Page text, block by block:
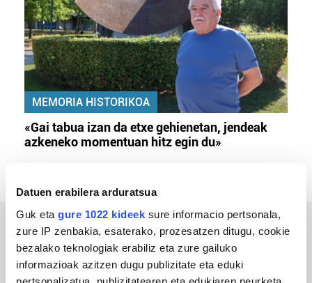
Datuen erabilera arduratsua
Guk eta gure 1022 kideek sure informacio pertsonala,
zure IP zenbakia, esaterako, prozesatzen ditugu, cookie
bezalako teknologiak erabiliz eta zure gailuko
informazioak azitzen dugu publizitate eta eduki
MEMORIA HISTORIKOA
«Gai tabua izan da etxe gehienetan, jendeak
azkeneko momentuan hitz egin du»
ERREPORTAJEAK